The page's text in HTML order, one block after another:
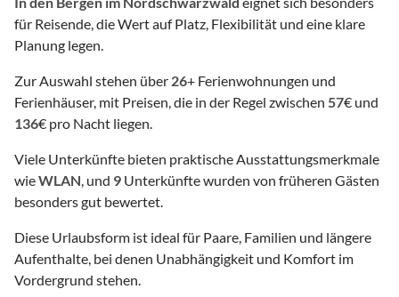
für Reisende, die Wert auf Platz, Flexibilität und eine klare
Planung legen.
Zur Auswahl stehen über 26+ Ferienwohnungen und
Ferienhäuser, mit Preisen, die in der Regel zwischen 57€ und
136€ pro Nacht liegen.
Viele Unterkünfte bieten praktische Ausstattungsmerkmale
wieWLAN, und 9 Unterkünfte wurden von früheren Gästen
besonders gut bewertet.
Diese Urlaubsform ist ideal für Paare, Familien und längere
Aufenthalte, bei denen Unabhängigkeit und Komfort im
Vordergrund stehen.